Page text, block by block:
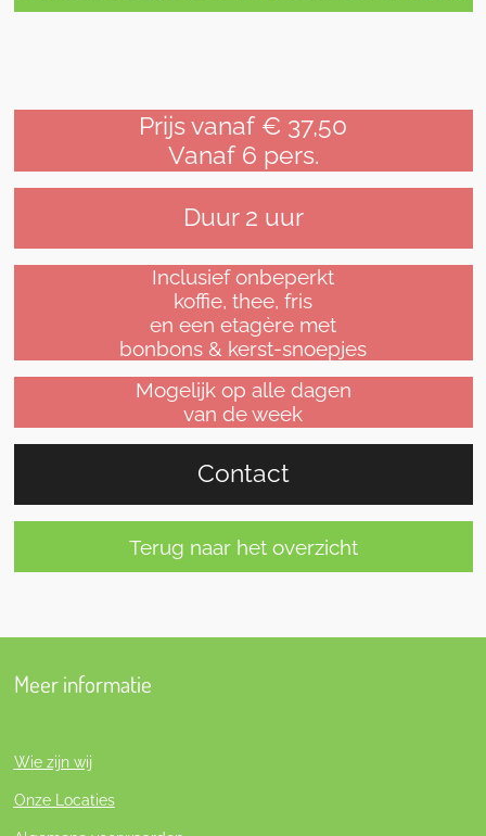
Prijs vanaf € 37,50
Vanaf 6 pers.
Duur 2 uur
Inclusief onbeperkt
koffie, thee, fris
en een etagère met
bonbons & kerst-snoepjes
Mogelijk op alle dagen
van de week
Contact
Terug naar het overzicht
Meer informatie
Wie zijn wij
Onze Locaties